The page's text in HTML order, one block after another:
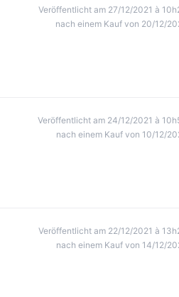
Veröffentlicht am 27/12/2021 à
nach einem Kauf von 20/12/
Veröffentlicht am 24/12/2021 à
nach einem Kauf von 10/12/
Veröffentlicht am 22/12/2021 à
nach einem Kauf von 14/12/